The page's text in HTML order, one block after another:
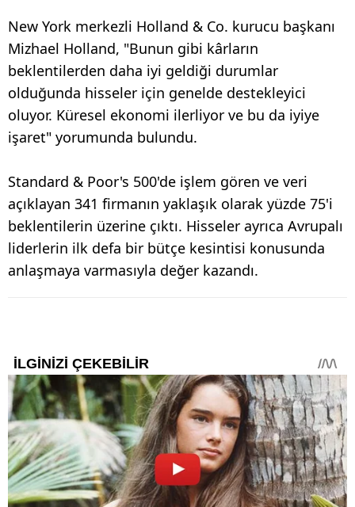
New York merkezli Holland & Co. kurucu başkanı
Mizhael Holland, "Bunun gibi kârların
beklentilerden daha iyi geldiği durumlar
olduğunda hisseler için genelde destekleyici
oluyor. Küresel ekonomi ilerliyor ve bu da iyiye
işaret" yorumunda bulundu.
Standard & Poor's 500'de işlem gören ve veri
açıklayan 341 firmanın yaklaşık olarak yüzde 75'i
beklentilerin üzerine çıktı. Hisseler ayrıca Avrupalı
liderlerin ilk defa bir bütçe kesintisi konusunda
anlaşmaya varmasıyla değer kazandı.